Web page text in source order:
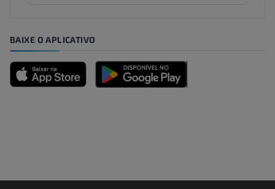
BAIXE O APLICATIVO